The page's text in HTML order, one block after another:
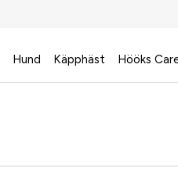
Hund Käpphäst Hööks